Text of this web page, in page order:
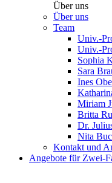
Über uns
Über uns
Team
Univ.-
Univ.-
Sophia
Sara
Ines
Miriam
Britta
Dr.
Nita
Kontakt und
Angebote für Zwei-